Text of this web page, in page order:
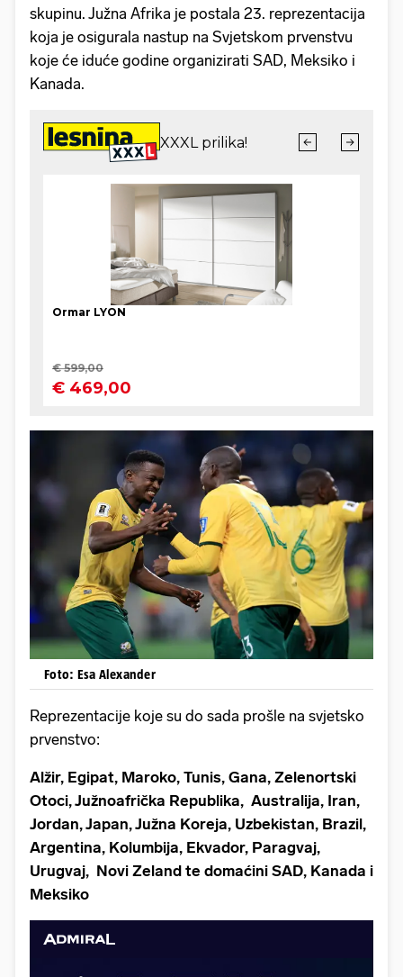
skupinu. Južna Afrika je postala 23. reprezentacija
koja je osigurala nastup na Svjetskom prvenstvu
koje će iduće godine organizirati SAD, Meksiko i
Kanada.
Foto: Esa Alexander
Reprezentacije koje su do sada prošle na svjetsko
prvenstvo:
Alžir, Egipat, Maroko, Tunis, Gana, Zelenortski
Otoci, Južnoafrička Republika, Australija, Iran,
Jordan, Japan, Južna Koreja, Uzbekistan, Brazil,
Argentina, Kolumbija, Ekvador, Paragvaj,
Urugvaj, Novi Zeland te domaćini SAD, Kanada i
Meksiko